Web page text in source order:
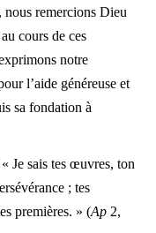
nous remercions Dieu
cours de ces
notre
l’aide généreuse et
sa fondation à
Je sais tes œuvres, ton
; tes
premières. » (Ap 2,